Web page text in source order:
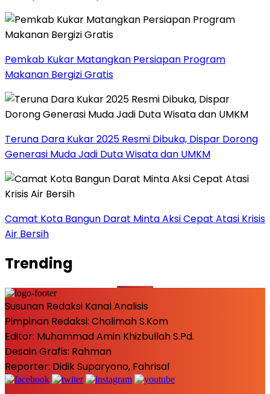
Pemkab Kukar Matangkan Persiapan Program
Makanan Bergizi Gratis
Teruna Dara Kukar 2025 Resmi Dibuka, Dispar Dorong
Generasi Muda Jadi Duta Wisata dan UMKM
Camat Kota Bangun Darat Minta Aksi Cepat Atasi Krisis
Air Bersih
Trending
Susunan Redaksi Kanal Analisis
Pimpinan Redaksi: Chalimah S.Kom
Editor: Muhammad Amin Khizbullah S.Pd.
Desain Grafis: Rahman
Reporter: Didik Suparyono, Fahrisal